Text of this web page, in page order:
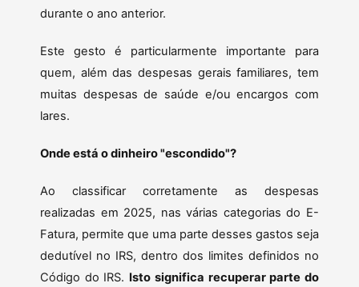
durante o ano anterior.
Este gesto é particularmente importante para
quem, além das despesas gerais familiares, tem
muitas despesas de saúde e/ou encargos com
lares.
Onde está o dinheiro "escondido"?
Ao classificar corretamente as despesas
realizadas em 2025, nas várias categorias do E-
Fatura, permite que uma parte desses gastos seja
dedutível no IRS, dentro dos limites definidos no
Código do IRS. Isto significa recuperar parte do